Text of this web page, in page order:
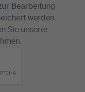
Bearbeitung
werden.
Sie unserer